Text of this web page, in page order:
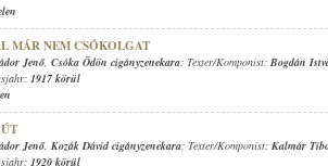
MÁR NEM CSÓKOLGAT
Jenő, Csóka Ödön cigányzenekara; Texter/Komponist: Bogdán
1917 körül
Jenő, Kozák Dávid cigányzenekara; Texter/Komponist: Kalmár
1920 körül